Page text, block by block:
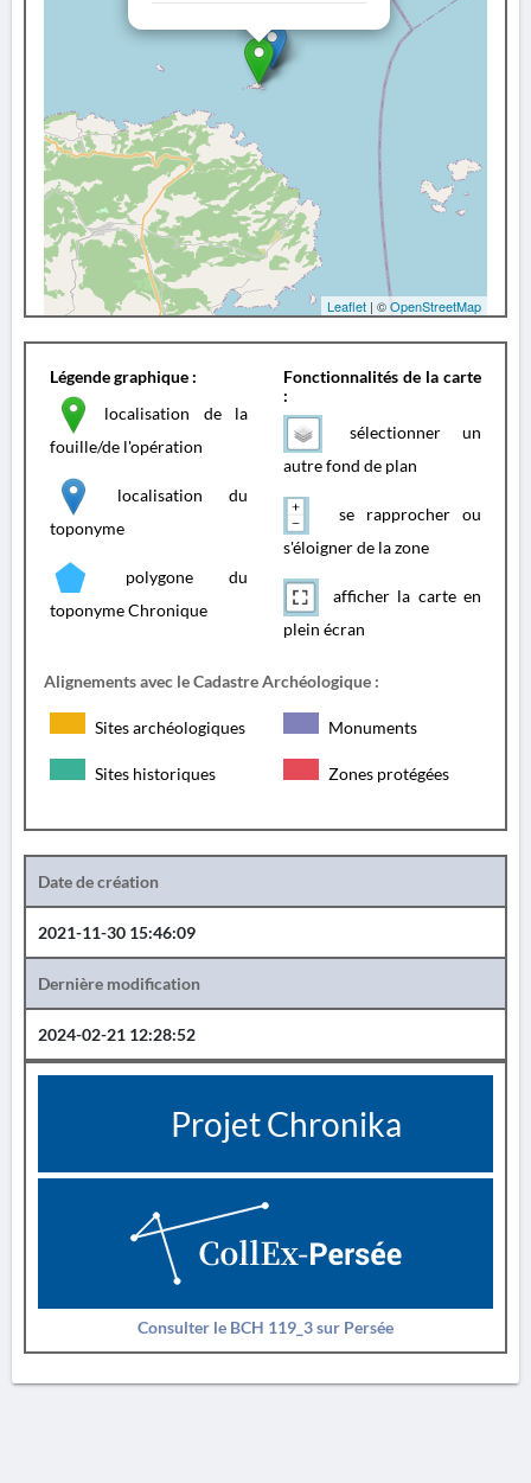
Leaflet | ©OpenStreetMap
Légende graphique :
localisation de la
fouille/de l'opération
localisation du
toponyme
polygone du
toponyme Chronique
Fonctionnalités de la carte
:
sélectionner un
autre fond de plan
se rapprocher ou
s'éloigner de la zone
afficher la carte en
plein écran
Alignements avec le Cadastre Archéologique :
Sites archéologiques Monuments
Sites historiques Zones protégées
Date de création
2021-11-30 15:46:09
Dernière modification
2024-02-21 12:28:52
Projet Chronika
Consulter le BCH 119_3 sur Persée